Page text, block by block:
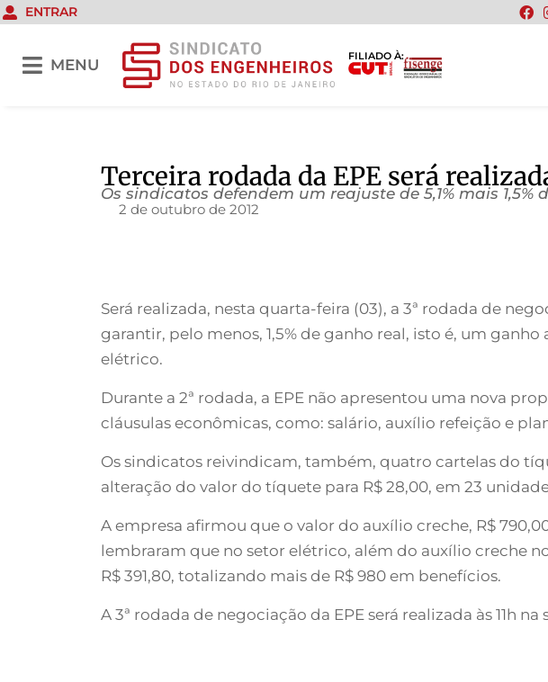
ENTRAR
MENU
FILIADO À:
Terceira rodada da EPE será
Os sindicatos defendem um reajuste de 5,1% mais 1,5%
2 de outubro de 2012
Será realizada, nesta quarta-feira (03), a 3ª rodada de
garantir, pelo menos, 1,5% de ganho real, isto é, um
elétrico.
Durante a 2ª rodada, a EPE não apresentou uma nova
cláusulas econômicas, como: salário, auxílio refeição e
Os sindicatos reivindicam, também, quatro cartelas do
alteração do valor do tíquete para R$ 28,00, em 23
A empresa afirmou que o valor do auxílio creche, R$
lembraram que no setor elétrico, além do auxílio creche
R$ 391,80, totalizando mais de R$ 980 em benefícios.
A 3ª rodada de negociação da EPE será realizada às 11h